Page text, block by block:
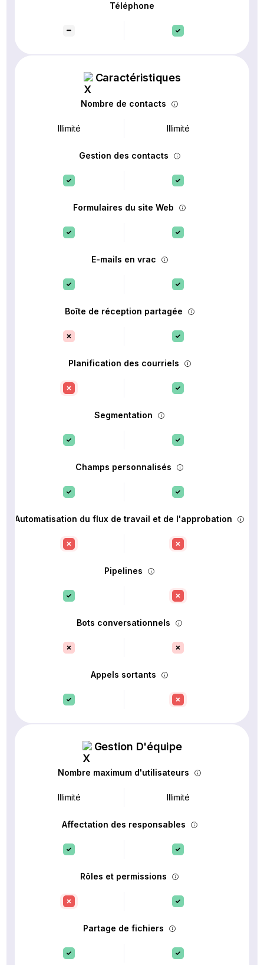
Téléphone
Caractéristiques
Nombre de contacts
Illimité Illimité
Gestion des contacts
Formulaires du site Web
E-mails en vrac
Boîte de réception partagée
Planification des courriels
Segmentation
Champs personnalisés
Automatisation du flux de travail et de l'approbation
Pipelines
Bots conversationnels
Appels sortants
Gestion D'équipe
Nombre maximum d'utilisateurs
Illimité Illimité
Affectation des responsables
Rôles et permissions
Partage de fichiers